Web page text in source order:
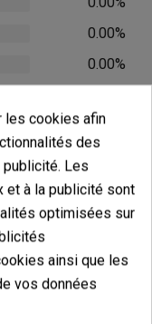
0.00%
0.00%
les cookies afin
des
Les
et à la publicité sont
optimisées sur
ainsi que les
vos données